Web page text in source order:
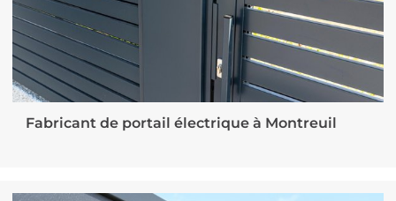
Fabricant de portail électrique à Montreuil